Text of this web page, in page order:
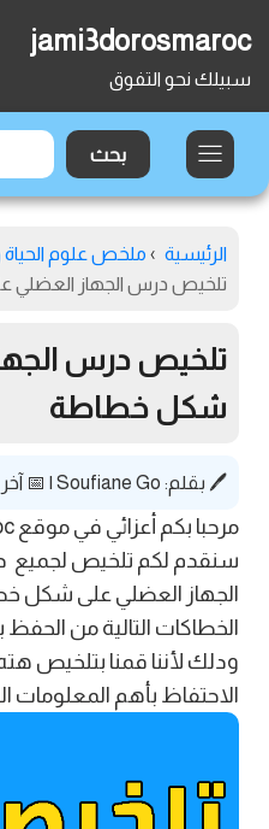
jami3dorosmaroc
سبيلك نحو التفوق
الرئيسية › ملخص علوم الحياة و
تلخيص درس الجهاز
تلخيص درس
شكل خطاطة
🖊️ بقلم: Soufiane Go
| 📅 آخر
سنقدم لكم تلخيص
الجهاز العضلي على شكل
الخطاكات التالية من
ودلك لأننا قمنا بتلخيص
الاحتفاظ بأهم المعلومات